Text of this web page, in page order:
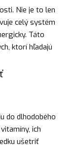
Nie je to len
celý systém
Táto
ktorí hľadajú
do dlhodobého
ich
ušetriť